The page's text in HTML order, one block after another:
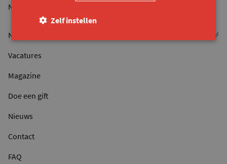
Niet op woensdagnamiddag.
Vacatures
Magazine
Doe een gift
Nieuws
Contact
FAQ
Zelf instellen